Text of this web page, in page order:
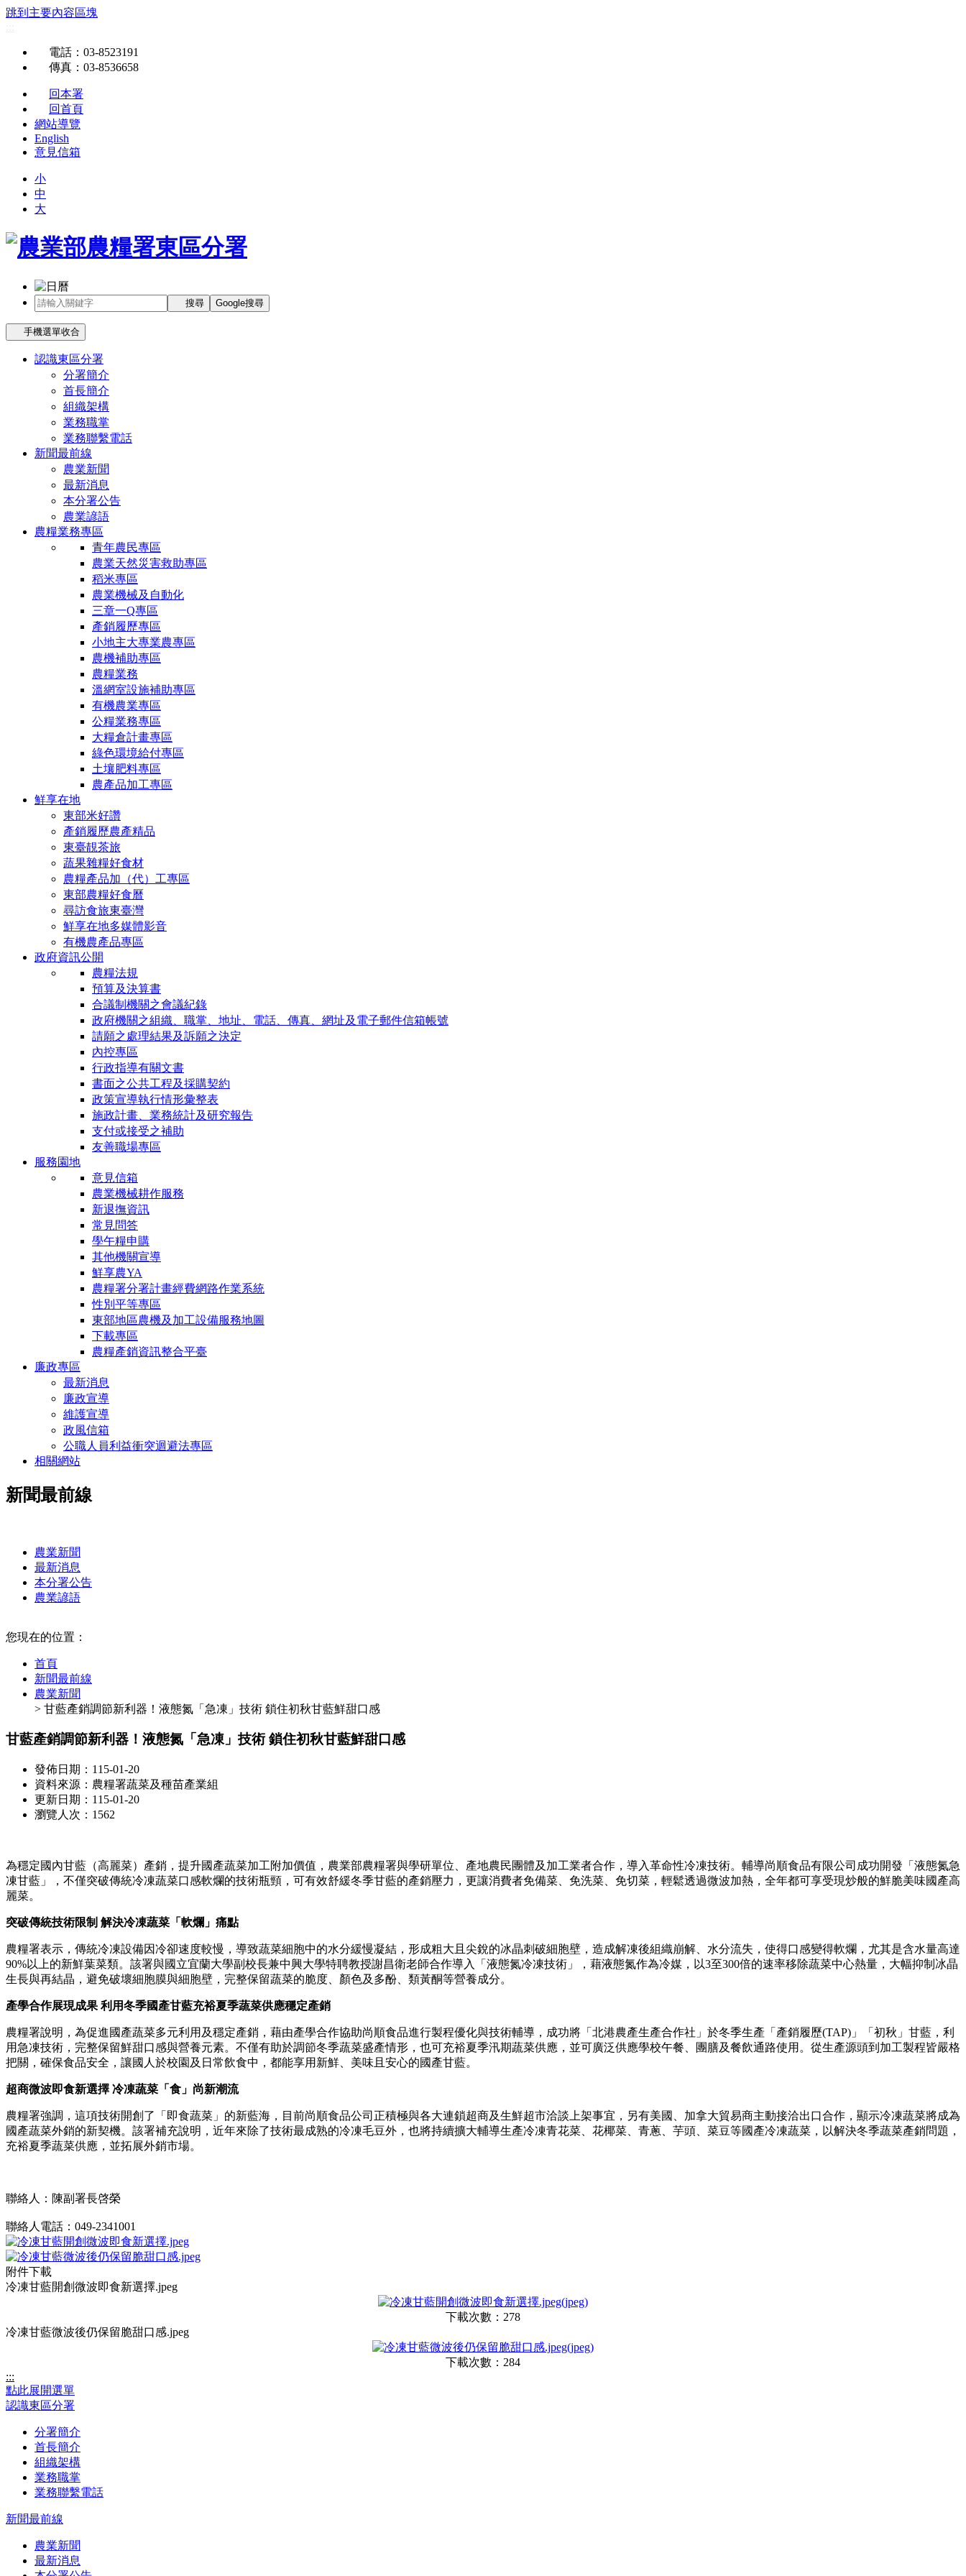
跳到主要內容區塊
電話 ：03-8523191
傳真 ：03-8536658
回本署
回首頁
網站導覽
English
意見信箱
小
中
大
搜尋 Google搜尋
手機選單收合
認識東區分署
分署簡介
首長簡介
組織架構
業務職掌
業務聯繫電話
新聞最前線
農業新聞
最新消息
本分署公告
農業諺語
農糧業務專區
青年農民專區
農業天然災害救助專區
稻米專區
農業機械及自動化
三章一Q專區
產銷履歷專區
小地主大專業農專區
農機補助專區
農糧業務
溫網室設施補助專區
有機農業專區
公糧業務專區
大糧倉計畫專區
綠色環境給付專區
土壤肥料專區
農產品加工專區
鮮享在地
東部米好讚
產銷履歷農產精品
東臺靚茶旅
蔬果雜糧好食材
農糧產品加（代）工專區
東部農糧好食曆
尋訪食旅東臺灣
鮮享在地多媒體影音
有機農產品專區
政府資訊公開
農糧法規
預算及決算書
合議制機關之會議紀錄
政府機關之組織、職掌、地址、電話、傳真、網址及電子郵件信箱帳號
請願之處理結果及訴願之決定
內控專區
行政指導有關文書
書面之公共工程及採購契約
政策宣導執行情形彙整表
施政計畫、業務統計及研究報告
支付或接受之補助
友善職場專區
服務園地
意見信箱
農業機械耕作服務
新退撫資訊
常見問答
學午糧申購
其他機關宣導
鮮享農YA
農糧署分署計畫經費網路作業系統
性別平等專區
東部地區農機及加工設備服務地圖
下載專區
農糧產銷資訊整合平臺
廉政專區
最新消息
廉政宣導
維護宣導
政風信箱
公職人員利益衝突迴避法專區
相關網站
新聞最前線
農業新聞
最新消息
本分署公告
農業諺語
您現在的位置：
首頁
新聞最前線
農業新聞
> 甘藍產銷調節新利器！液態氮「急凍」技術 鎖住初秋甘藍鮮甜口感
甘藍產銷調節新利器！液態氮「急凍」技術 鎖住初秋甘藍鮮甜口感
發佈日期：115-01-20
資料來源：農糧署蔬菜及種苗產業組
更新日期：115-01-20
瀏覽人次：1562
為穩定國內甘藍（高麗菜）產銷，提升國產蔬菜加工附加價值，農業部農糧署與學研單位、產地農民團體及加工業者合作，導入革命性冷凍技術。輔導尚順食品有限公司成功開發「液態氮急
凍甘藍」，不僅突破傳統冷凍蔬菜口感軟爛的技術瓶頸，可有效舒緩冬季甘藍的產銷壓力，更讓消費者免備菜、免洗菜、免切菜，輕鬆透過微波加熱，全年都可享受現炒般的鮮脆美味國產高
麗菜。
突破傳統技術限制 解決冷凍蔬菜「軟爛」痛點
農糧署表示，傳統冷凍設備因冷卻速度較慢，導致蔬菜細胞中的水分緩慢凝結，形成粗大且尖銳的冰晶刺破細胞壁，造成解凍後組織崩解、水分流失，使得口感變得軟爛，尤其是含水量高達
90%以上的新鮮葉菜類。該署與國立宜蘭大學副校長兼中興大學特聘教授謝昌衛老師合作導入「液態氮冷凍技術」，藉液態氮作為冷媒，以3至300倍的速率移除蔬菜中心熱量，大幅抑制冰晶
生長與再結晶，避免破壞細胞膜與細胞壁，完整保留蔬菜的脆度、顏色及多酚、類黃酮等營養成分。
產學合作展現成果 利用冬季國產甘藍充裕夏季蔬菜供應穩定產銷
農糧署說明，為促進國產蔬菜多元利用及穩定產銷，藉由產學合作協助尚順食品進行製程優化與技術輔導，成功將「北港農產生產合作社」於冬季生產「產銷履歷(TAP)」「初秋」甘藍，利
用急凍技術，完整保留鮮甜口感與營養元素。不僅有助於調節冬季蔬菜盛產情形，也可充裕夏季汛期蔬菜供應，並可廣泛供應學校午餐、團膳及餐飲通路使用。從生產源頭到加工製程皆嚴格
把關，確保食品安全，讓國人於校園及日常飲食中，都能享用新鮮、美味且安心的國產甘藍。
超商微波即食新選擇 冷凍蔬菜「食」尚新潮流
農糧署強調，這項技術開創了「即食蔬菜」的新藍海，目前尚順食品公司正積極與各大連鎖超商及生鮮超市洽談上架事宜，另有美國、加拿大貿易商主動接洽出口合作，顯示冷凍蔬菜將成為
國產蔬菜外銷的新契機。該署補充說明，近年來除了技術最成熟的冷凍毛豆外，也將持續擴大輔導生產冷凍青花菜、花椰菜、青蔥、芋頭、菜豆等國產冷凍蔬菜，以解決冬季蔬菜產銷問題，
充裕夏季蔬菜供應，並拓展外銷市場。
聯絡人：陳副署長啓榮
聯絡人電話：049-2341001
附件下載
冷凍甘藍開創微波即食新選擇.jpeg
下載次數：278
冷凍甘藍微波後仍保留脆甜口感.jpeg
下載次數：284
:::
點此展開選單
認識東區分署
分署簡介
首長簡介
組織架構
業務職掌
業務聯繫電話
新聞最前線
農業新聞
最新消息